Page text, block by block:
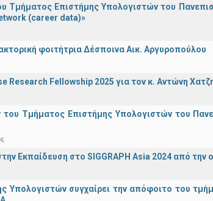
Τμήματος Επιστήμης Υπολογιστών του
(career data)»
φοιτήτρια Δέσποινα Αικ. Αργυροπούλου
Research Fellowship 2025 για τον κ. Αντώνη
του Τμήματος Επιστήμης Υπολογιστών του
Εκπαίδευση στο SIGGRAPH Asia 2024 από
Υπολογιστών συγχαίρει την απόφοιτο του